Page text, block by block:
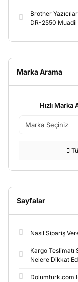
Brother
DR-2550
Marka Arama
Hızlı Marka
Sayfalar
Nasıl Sipariş
Kargo Teslimatı
Nelere Dikkat
Dolumturk.com